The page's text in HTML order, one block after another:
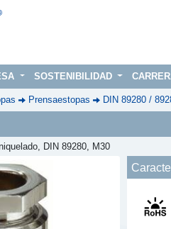
SOSTENIBILIDAD
Prensaestopas DIN 89280 /
DIN 89280, M30